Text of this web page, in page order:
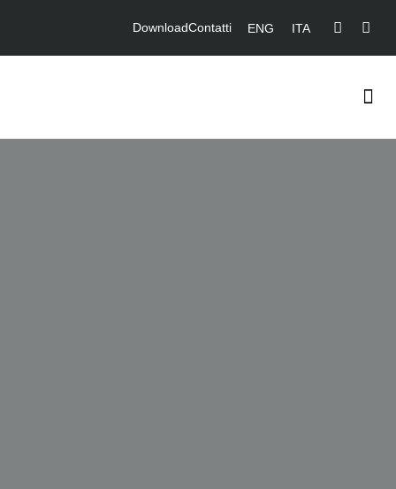
DownloadContatti ENG ITA